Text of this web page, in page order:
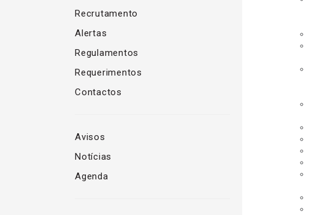
Recrutamento
Alertas
Regulamentos
Requerimentos
Contactos
Avisos
Notícias
Agenda